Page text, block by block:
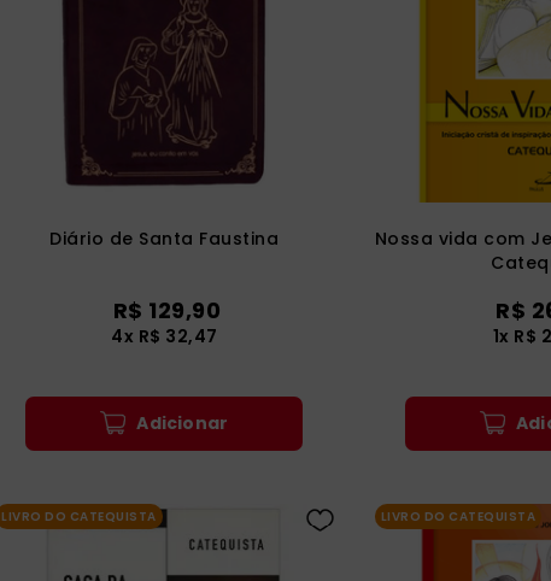
Diário de Santa Faustina
R$ 129,90
4x R$ 32,47
Adicionar
Nossa vida com
R$
1x R$
LIVRO DO CATEQUISTA LIVRO DO CATEQUISTA